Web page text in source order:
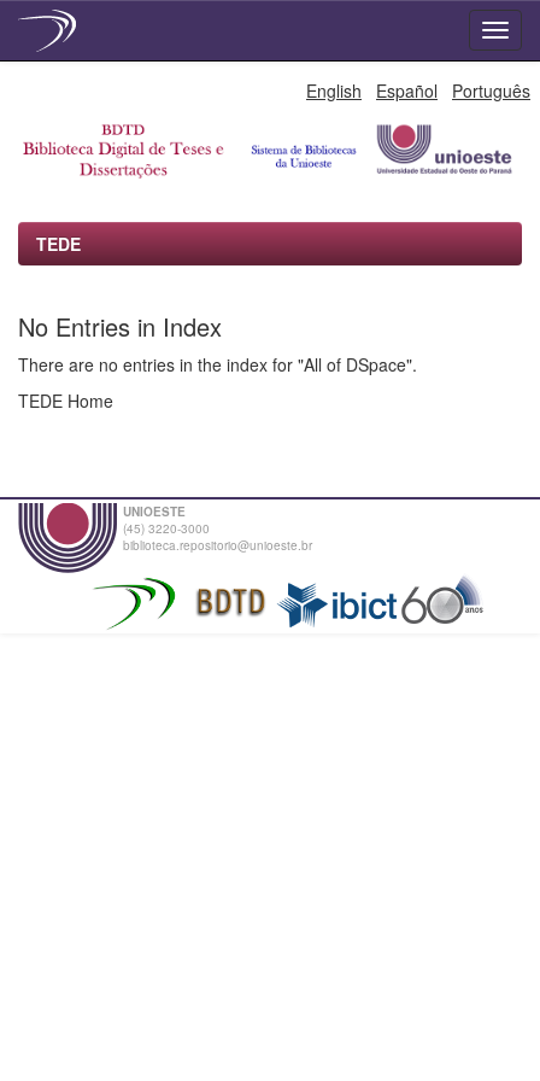
English Español Português
TEDE
No Entries in Index
There are no entries in the index for "All of DSpace".
TEDE Home
UNIOESTE
(45) 3220-3000
biblioteca.repositorio@unioeste.br